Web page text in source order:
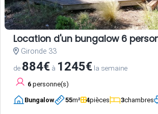
Location d'un bungalow 6
Gironde 33
de 884€ à 1245€ la semaine
6 personne(s)
Bungalow 55m² 4pièces 3chambres